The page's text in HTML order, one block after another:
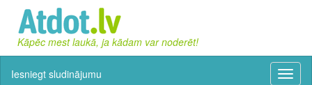
Kāpēc mest laukā, ja kādam var noderēt!
Iesniegt sludinājumu